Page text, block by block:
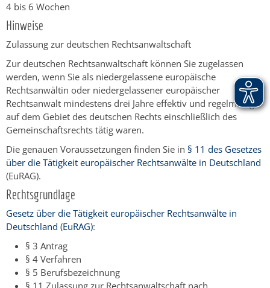
4 bis 6 Wochen
Hinweise
Zulassung zur deutschen Rechtsanwaltschaft
Zur deutschen Rechtsanwaltschaft können Sie zugelassen
werden, wenn Sie als niedergelassene europäische
Rechtsanwältin oder niedergelassener europäischer
Rechtsanwalt mindestens drei Jahre effektiv und regelmäßig
auf dem Gebiet des deutschen Rechts einschließlich des
Gemeinschaftsrechts tätig waren.
Die genauen Voraussetzungen finden Sie in § 11 des Gesetzes
über die Tätigkeit europäischer Rechtsanwälte in Deutschland
(EuRAG).
Rechtsgrundlage
Gesetz über die Tätigkeit europäischer Rechtsanwälte in
Deutschland (EuRAG):
§ 3 Antrag
§ 4 Verfahren
§ 5 Berufsbezeichnung
§ 11 Zulassung zur Rechtsanwaltschaft nach